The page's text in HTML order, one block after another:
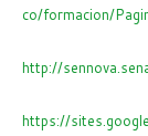
co/formacion/
http://
https://